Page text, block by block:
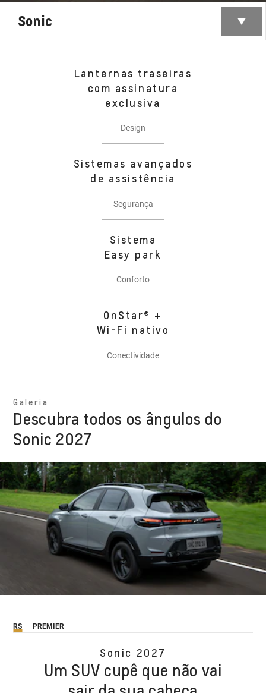
Sonic
Lanternas traseiras
com assinatura
exclusiva
Design
Sistemas avançados
de assistência
Segurança
Sistema
Easy park
Conforto
OnStar® +
Wi-Fi nativo
Conectividade
Galeria
Descubra todos os ângulos do
Sonic 2027
RS PREMIER
Sonic 2027
Um SUV cupê que não vai